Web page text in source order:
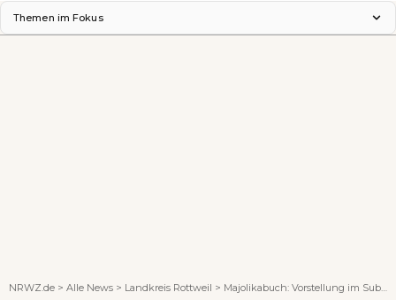
Themen im Fokus
NRWZ.de > Alle News > Landkreis Rottweil > Majolikabuch: Vorstellung im Subiaco